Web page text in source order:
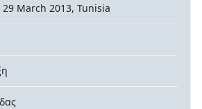
March 2013, Tunisia